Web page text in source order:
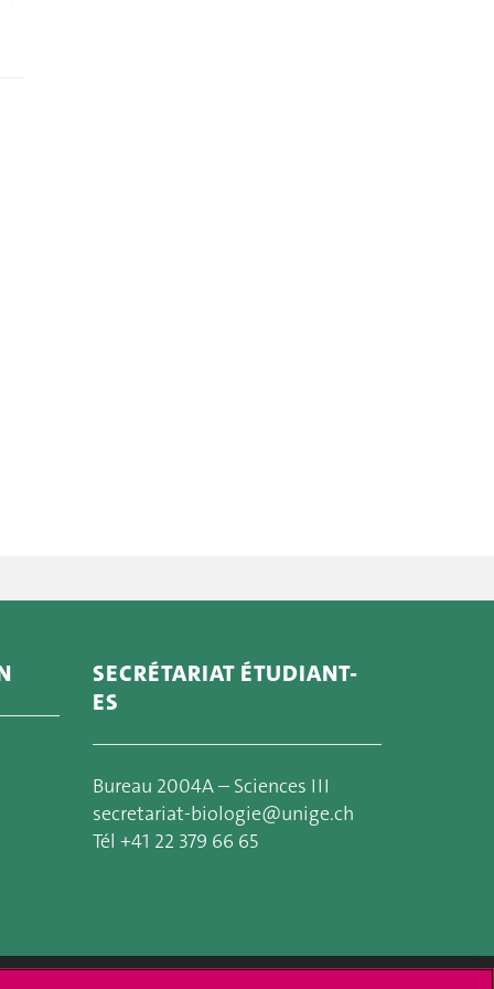
SECRÉTARIAT ÉTUDIANT-
ES
Bureau 2004A – Sciences III
secretariat-biologie@unige.ch
Tél +41 22 379 66 65